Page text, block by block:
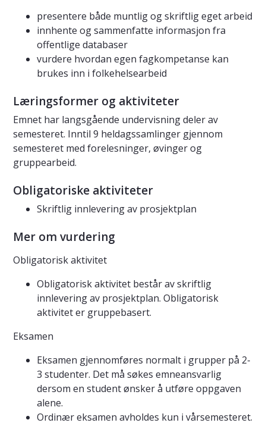
presentere både muntlig og skriftlig eget arbeid
innhente og sammenfatte informasjon fra
offentlige databaser
vurdere hvordan egen fagkompetanse kan
brukes inn i folkehelsearbeid
Læringsformer og aktiviteter
Emnet har langsgående undervisning deler av
semesteret. Inntil 9 heldagssamlinger gjennom
semesteret med forelesninger, øvinger og
gruppearbeid.
Obligatoriske aktiviteter
Skriftlig innlevering av prosjektplan
Mer om vurdering
Obligatorisk aktivitet
Obligatorisk aktivitet består av skriftlig
innlevering av prosjektplan. Obligatorisk
aktivitet er gruppebasert.
Eksamen
Eksamen gjennomføres normalt i grupper på 2-
3 studenter. Det må søkes emneansvarlig
dersom en student ønsker å utføre oppgaven
alene.
Ordinær eksamen avholdes kun i vårsemesteret.